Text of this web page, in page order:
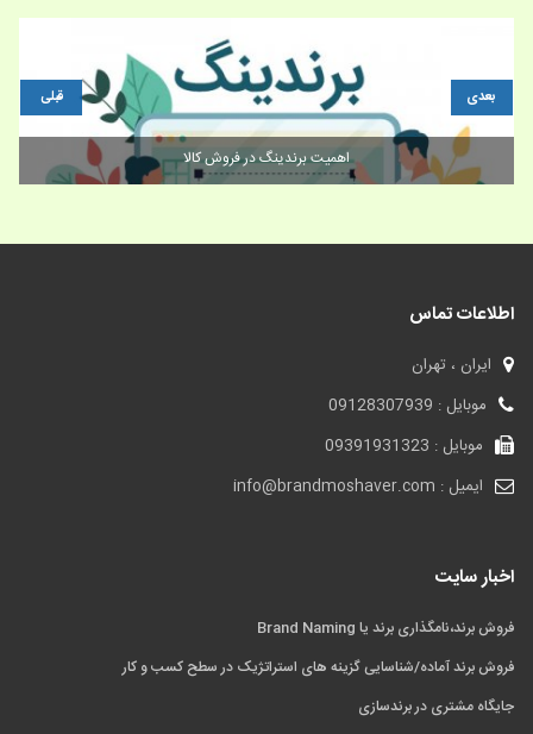
اهمیت برندینگ در فروش کالا
قبلی بعدی
اطلاعات تماس
ایران ، تهران
موبایل : 09128307939
موبایل : 09391931323
ایمیل : info@brandmoshaver.com
اخبار سایت
فروش برند،نامگذاری برند یا Brand Naming
فروش برند آماده/شناسایی گزینه های استراتژیک در سطح کسب و کار
جایگاه مشتری در برندسازی